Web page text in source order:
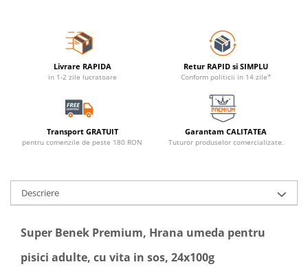
Livrare RAPIDA
in 1-2 zile lucratoare
Retur RAPID si SIMPLU
Conform politicii in 14 zile*
Transport GRATUIT
pentru comenzile de peste 180 RON
Garantam CALITATEA
Tuturor produselor comercializate.
Descriere
Super Benek Premium, Hrana umeda pentru
pisici adulte, cu vita in sos, 24x100g